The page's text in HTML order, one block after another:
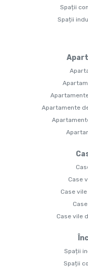
Spații
Spații
Apartamente
Case
Case
Case vile
Spații
Spații